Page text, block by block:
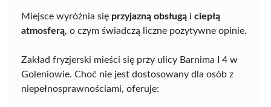
Miejsce wyróżnia się przyjazną obsługą i ciepłą
atmosferą, o czym świadczą liczne pozytywne opinie.
Zakład fryzjerski mieści się przy ulicy Barnima I 4 w
Goleniowie. Choć nie jest dostosowany dla osób z
niepełnosprawnościami, oferuje: